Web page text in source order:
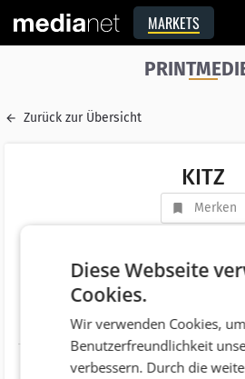
MARKETS
Zurück zur Übersicht
KITZ
Merken
AT 6370 Kitzbühel
Telefonnummer +43 (676) 934 18 97
Website http://
Diese Webseite
Cookies.
Wir verwenden Cookies,
Benutzerfreundlichkeit
verbessern. Durch die